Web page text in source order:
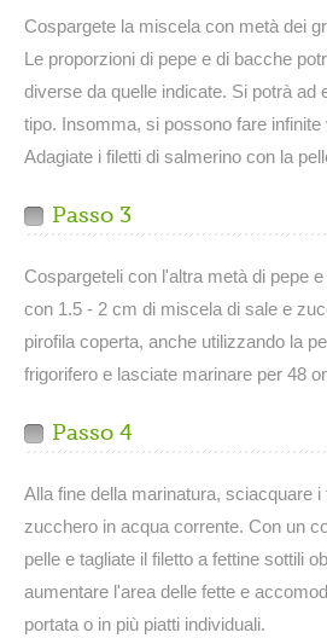
Cospargete la miscela con metà dei
Le proporzioni di pepe e di bacche
diverse da quelle indicate. Si potrà ad
tipo. Insomma, si possono fare
Adagiate i filetti di salmerino con la
Passo 3
Cospargeteli con l'altra metà di pepe
con 1.5 - 2 cm di miscela di sale e
pirofila coperta, anche utilizzando la
frigorifero e lasciate marinare per 48
Passo 4
Alla fine della marinatura, sciacquare
zucchero in acqua corrente. Con un
pelle e tagliate il filetto a fettine sottili
aumentare l'area delle fette e
portata o in più piatti individuali.